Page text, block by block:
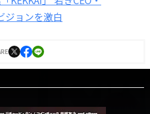
ジョンを激白